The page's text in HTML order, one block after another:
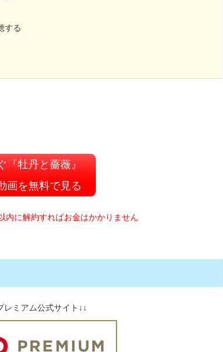
する
『牡丹と薔薇』
画を無料で見る
内に解約すればお金はかかりません
レミアム公式サイト↓↓